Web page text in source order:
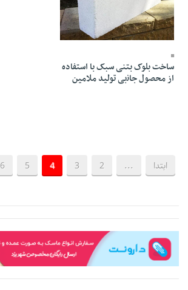
06 Ordibehesht 1403 - 16:17
ساخت بلوک بتنی سبک ﺑﺎ ﺍﺳﺘﻔﺎده
ﺍﺯ ﻣﺤﺼﻮل ﺟﺎﻧبی ﺗﻮﻟﯿﺪ ﻣﻼﻣﯿﻦ
ابتدا ...
2
3
4
5
6